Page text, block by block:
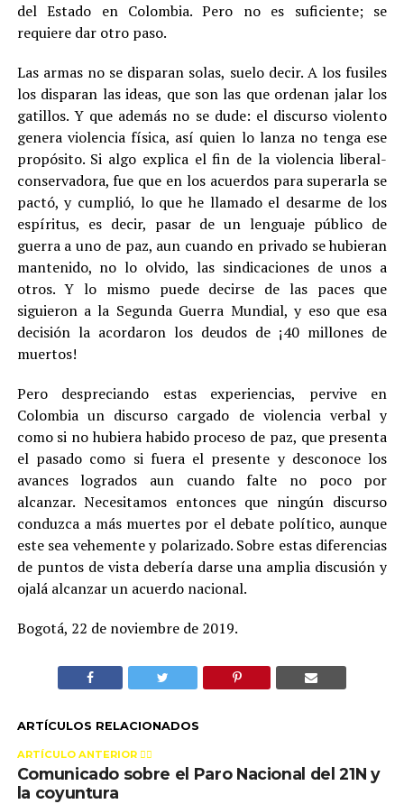
del Estado en Colombia. Pero no es suficiente; se
requiere dar otro paso.
Las armas no se disparan solas, suelo decir. A los fusiles
los disparan las ideas, que son las que ordenan jalar los
gatillos. Y que además no se dude: el discurso violento
genera violencia física, así quien lo lanza no tenga ese
propósito. Si algo explica el fin de la violencia liberal-
conservadora, fue que en los acuerdos para superarla se
pactó, y cumplió, lo que he llamado el desarme de los
espíritus, es decir, pasar de un lenguaje público de
guerra a uno de paz, aun cuando en privado se hubieran
mantenido, no lo olvido, las sindicaciones de unos a
otros. Y lo mismo puede decirse de las paces que
siguieron a la Segunda Guerra Mundial, y eso que esa
decisión la acordaron los deudos de ¡40 millones de
muertos!
Pero despreciando estas experiencias, pervive en
Colombia un discurso cargado de violencia verbal y
como si no hubiera habido proceso de paz, que presenta
el pasado como si fuera el presente y desconoce los
avances logrados aun cuando falte no poco por
alcanzar. Necesitamos entonces que ningún discurso
conduzca a más muertes por el debate político, aunque
este sea vehemente y polarizado. Sobre estas diferencias
de puntos de vista debería darse una amplia discusión y
ojalá alcanzar un acuerdo nacional.
Bogotá, 22 de noviembre de 2019.
ARTÍCULOS RELACIONADOS
ARTÍCULO ANTERIOR 👉🏻
Comunicado sobre el Paro Nacional del 21N y
la coyuntura